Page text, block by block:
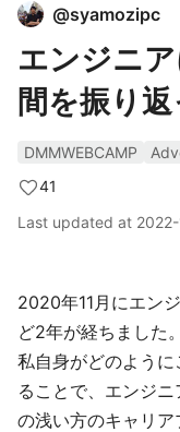
@syamozipc
エンジニ
間を振り
DMMWEBCAMP
41
Last updated at
2020年11月にエン
ど2年が経ちました。
私自身がどのよう
ることで、エンジ
の浅い方のキャリア